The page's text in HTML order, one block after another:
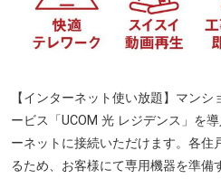
【インターネット使い放題】マン
ービス「UCOM 光 レジデンス」を
ーネットに接続いただけます。各住
るため、お客様にて専用機器を準備